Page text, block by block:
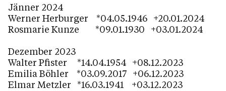
Jänner 2024
Werner Herburger *04.05.1946 +20.01.2024
Rosmarie Kunze *09.01.1930 +03.01.2024
Dezember 2023
Walter Pfister *14.04.1954 +08.12.2023
Emilia Böhler *03.09.2017 +06.12.2023
Elmar Metzler *16.03.1941 +03.12.2023